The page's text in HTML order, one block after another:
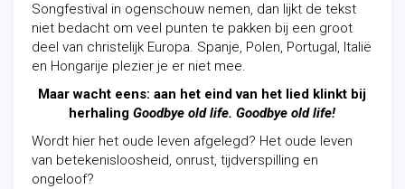
Songfestival in ogenschouw nemen, dan lijkt de tekst
niet bedacht om veel punten te pakken bij een groot
deel van christelijk Europa. Spanje, Polen, Portugal, Italië
en Hongarije plezier je er niet mee.
Maar wacht eens: aan het eind van het lied klinkt bij
herhalingGoodbye old life. Goodbye old life!
Wordt hier het oude leven afgelegd? Het oude leven
van betekenisloosheid, onrust, tijdverspilling en
ongeloof?